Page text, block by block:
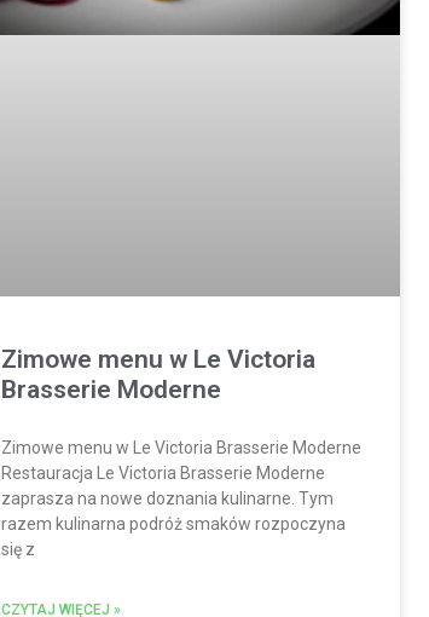
Zimowe menu w Le Victoria
Brasserie Moderne
Zimowe menu w Le Victoria Brasserie Moderne
Restauracja Le Victoria Brasserie Moderne
zaprasza na nowe doznania kulinarne. Tym
razem kulinarna podróż smaków rozpoczyna
się z
CZYTAJ WIĘCEJ »